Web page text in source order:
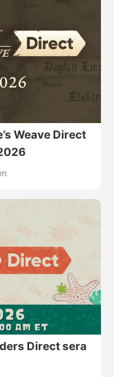
Weave Direct
Direct sera